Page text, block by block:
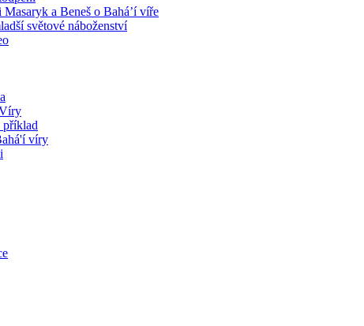
a Beneš o Bahá’í víře
světové náboženství
příklad
víry